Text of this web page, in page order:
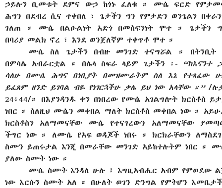
ኃይሉን ቢመቱት ደምና ውኃ ከጎኑ ፈለቁ ። ሙሴ ፍርድ
ሕግን በደብረ ሲና ተቀበለ ፣ ጌታችን ግን የምታድን ወንጌልን
ገለጠ ። ሙሴ በልዑልነት አድጎ በመስፍንነት ሞተ ። ጌታችን
በባሪያ መልክ ኖረ ፣ እንደ ወንጀለኛም ተቀጥቶ ሞተ ።
ሙሴ ስለ ጌታችን በብዙ መንገድ ተናግሯል ። በትንቢት
በምሳሌ አብራርቷል ። በሌላ ስፍራ ላይም ጌታችን ፡- “ከእናንተ
ሳለሁ በሙሴ ሕግና በነቢያት በመዝሙራትም ስለ እኔ የተጻፈው
ይፈጸም ዘንድ ይገባል ብዬ የነገርኋችሁ ቃሌ ይህ ነው አላቸው ።” /
24፥44/። በእያንዳንዱ ቀን በነበረው የሙሴ አገልግሎት ክርስቶስ
ነበር ። ስለዚህ ሙሴን መቀበል ማለት ክርስቶስ መቀበል ነው ።
ክርስቶስን አለማመናቸው ሙሴ የተናገረውን አለማመናቸው
ችግር ነው ። ለሙሴ የአፍ ወዳጆች ነበሩ ። ክርክራቸውን
ስሙን ይጠሩታል እንጂ በመራቸው መንገድ አይከተሉትም ነበር ።
ያለው ስሙት ነው ።
ሙሴ ስሙት እንዳለ ሁሉ ፣ እግዚአብሔር አብም የምወደው
ነው እርሱን ስሙት አለ ። በሁለት ወገን ድንግል የምትሆን